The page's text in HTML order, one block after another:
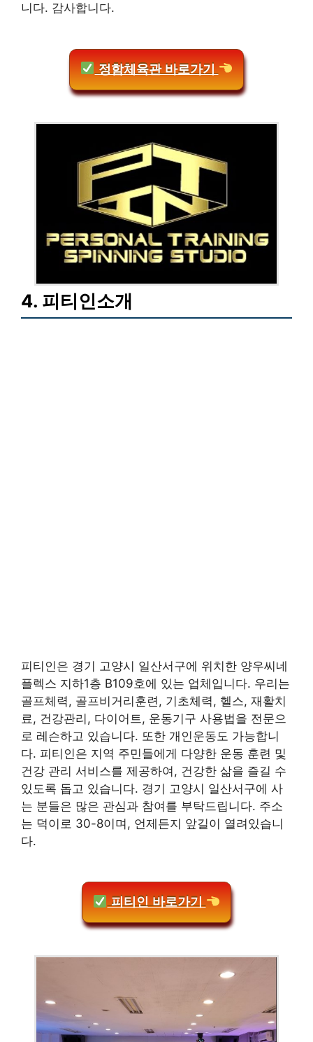
니다. 감사합니다.
정함체육관 바로가기
4. 피티인소개
피티인은 경기 고양시 일산서구에 위치한 양우씨네
플렉스 지하1층 B109호에 있는 업체입니다. 우리는
골프체력, 골프비거리훈련, 기초체력, 헬스, 재활치
료, 건강관리, 다이어트, 운동기구 사용법을 전문으
로 레슨하고 있습니다. 또한 개인운동도 가능합니
다. 피티인은 지역 주민들에게 다양한 운동 훈련 및
건강 관리 서비스를 제공하여, 건강한 삶을 즐길 수
있도록 돕고 있습니다. 경기 고양시 일산서구에 사
는 분들은 많은 관심과 참여를 부탁드립니다. 주소
는 덕이로 30-8이며, 언제든지 앞길이 열려있습니
다.
피티인 바로가기